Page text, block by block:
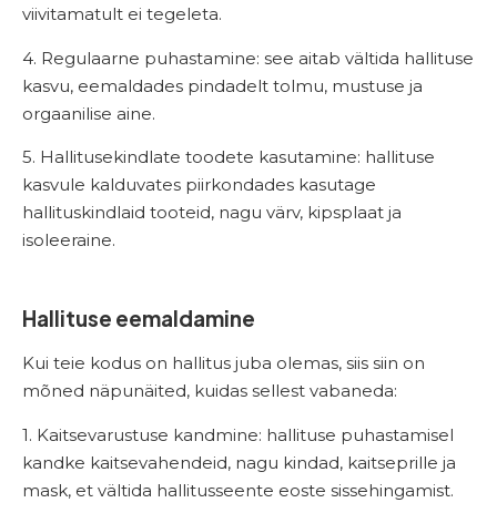
viivitamatult ei tegeleta.
4. Regulaarne puhastamine: see aitab vältida hallituse
kasvu, eemaldades pindadelt tolmu, mustuse ja
orgaanilise aine.
5. Hallitusekindlate toodete kasutamine: hallituse
kasvule kalduvates piirkondades kasutage
hallituskindlaid tooteid, nagu värv, kipsplaat ja
isoleeraine.
Hallituse eemaldamine
Kui teie kodus on hallitus juba olemas, siis siin on
mõned näpunäited, kuidas sellest vabaneda:
1. Kaitsevarustuse kandmine: hallituse puhastamisel
kandke kaitsevahendeid, nagu kindad, kaitseprille ja
mask, et vältida hallitusseente eoste sissehingamist.